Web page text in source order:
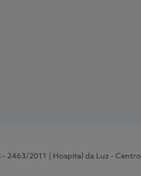
- 2463/2011
| Hospital da Luz - Centro